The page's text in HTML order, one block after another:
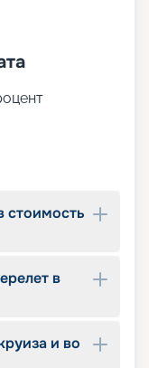
стоимость
в
и во